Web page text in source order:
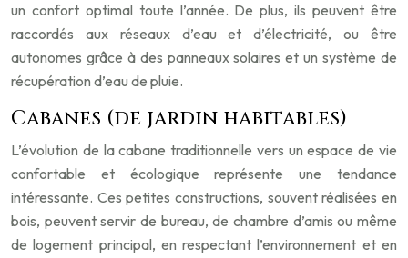
un confort optimal toute l’année. De plus, ils peuvent être
raccordés aux réseaux d’eau et d’électricité, ou être
autonomes grâce à des panneaux solaires et un système de
récupération d’eau de pluie.
Cabanes (de jardin habitables)
L’évolution de la cabane traditionnelle vers un espace de vie
confortable et écologique représente une tendance
intéressante. Ces petites constructions, souvent réalisées en
bois, peuvent servir de bureau, de chambre d’amis ou même
de logement principal, en respectant l’environnement et en